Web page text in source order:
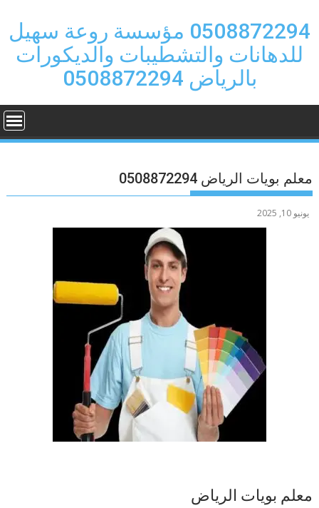
content
0508872294 مؤسسة روعة سهيل
للدهانات والتشطيبات والديكورات
بالرياض 0508872294
معلم بويات الرياض 0508872294
يونيو 10, 2025
معلم بويات الرياض